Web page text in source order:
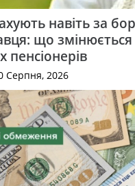
навіть за
що
пенсіонерів
Серпня, 2026